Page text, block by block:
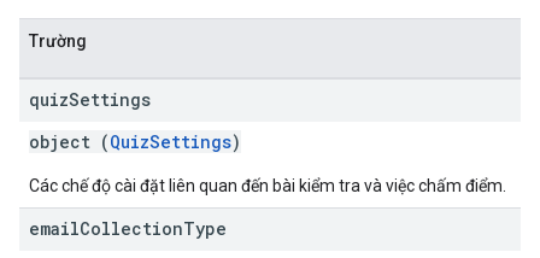
Trường
quizSettings
object (QuizSettings)
Các chế độ cài đặt liên quan đến bài kiểm tra và việc chấm điểm.
emailCollectionType